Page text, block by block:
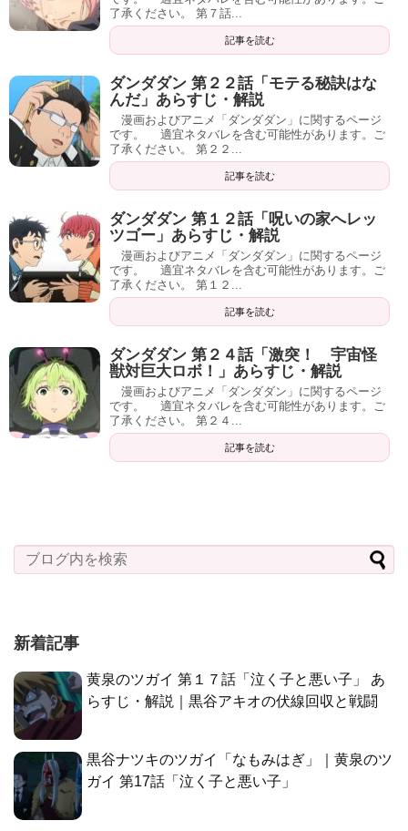
了承ください。 第７話...
記事を読む
ダンダダン 第２２話「モテる秘訣はな
んだ」あらすじ・解説
漫画およびアニメ「ダンダダン」に関するページ
です。 適宜ネタバレを含む可能性があります。ご
了承ください。 第２２...
記事を読む
ダンダダン 第１２話「呪いの家へレッ
ツゴー」あらすじ・解説
漫画およびアニメ「ダンダダン」に関するページ
です。 適宜ネタバレを含む可能性があります。ご
了承ください。 第１２...
記事を読む
ダンダダン 第２４話「激突！ 宇宙怪
獣対巨大ロボ！」あらすじ・解説
漫画およびアニメ「ダンダダン」に関するページ
です。 適宜ネタバレを含む可能性があります。ご
了承ください。 第２４...
記事を読む
新着記事
黄泉のツガイ 第１７話「泣く子と悪い子」 あ
らすじ・解説｜黒谷アキオの伏線回収と戦闘
黒谷ナツキのツガイ「なもみはぎ」｜黄泉のツ
ガイ 第17話「泣く子と悪い子」